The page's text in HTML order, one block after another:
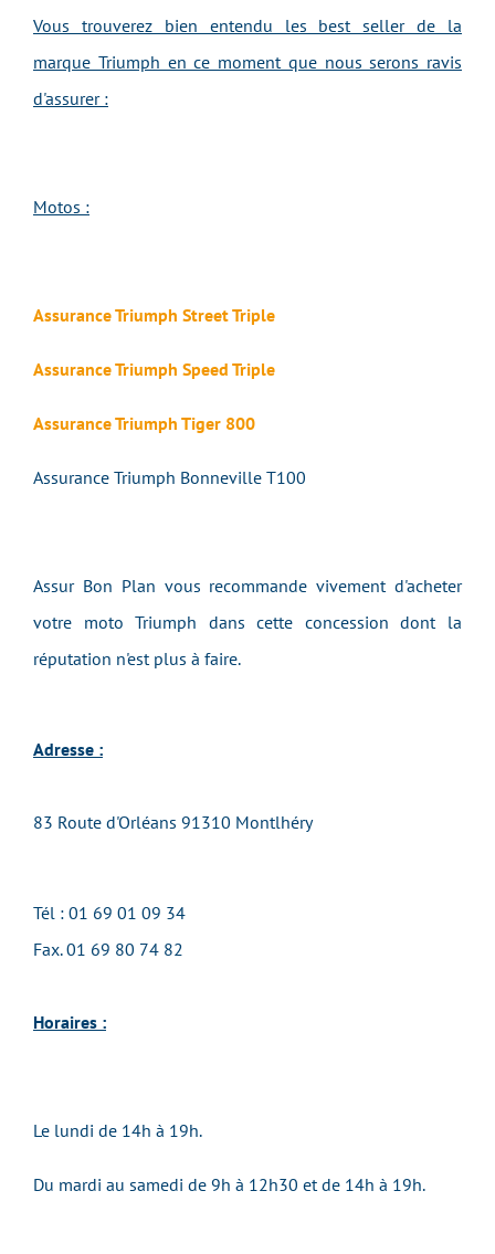
Vous trouverez bien entendu les best seller de la
marque Triumph en ce moment que nous serons ravis
d'assurer :
Motos :
Assurance Triumph Street Triple
Assurance Triumph Speed Triple
Assurance Triumph Tiger 800
Assurance Triumph Bonneville T100
Assur Bon Plan vous recommande vivement d'acheter
votre moto Triumph dans cette concession dont la
réputation n'est plus à faire.
Adresse :
83 Route d'Orléans 91310 Montlhéry
Tél : 01 69 01 09 34
Fax. 01 69 80 74 82
Horaires :
Le lundi de 14h à 19h.
Du mardi au samedi de 9h à 12h30 et de 14h à 19h.